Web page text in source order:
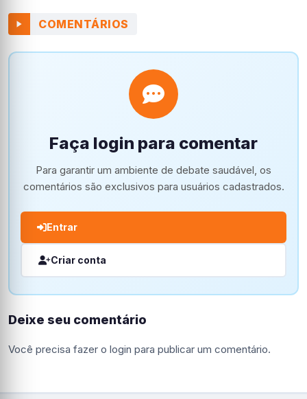
COMENTÁRIOS
Faça login para comentar
Para garantir um ambiente de debate saudável, os
comentários são exclusivos para usuários cadastrados.
Entrar
Criar conta
Deixe seu comentário
Você precisa fazer o login para publicar um comentário.